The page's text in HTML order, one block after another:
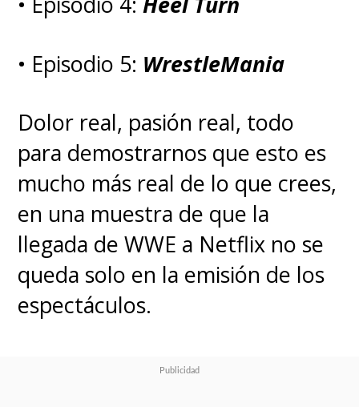
• Episodio 5: WrestleMania
Dolor real, pasión real, todo
para demostrarnos que esto es
mucho más real de lo que crees,
en una muestra de que la
llegada de WWE a Netflix no se
queda solo en la emisión de los
espectáculos.